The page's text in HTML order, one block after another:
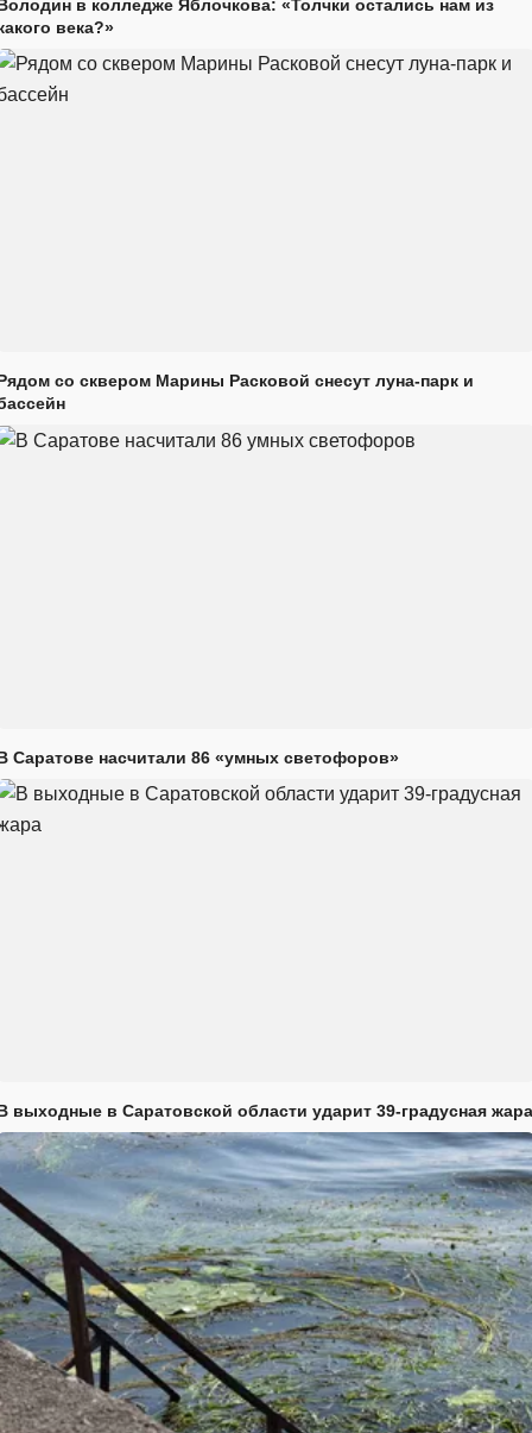
в колледже Яблочкова: «Толчки остались нам из
века?»
со сквером Марины Расковой снесут луна-парк и
Саратове насчитали 86 «умных светофоров»
выходные в Саратовской области ударит 39-градусная жара